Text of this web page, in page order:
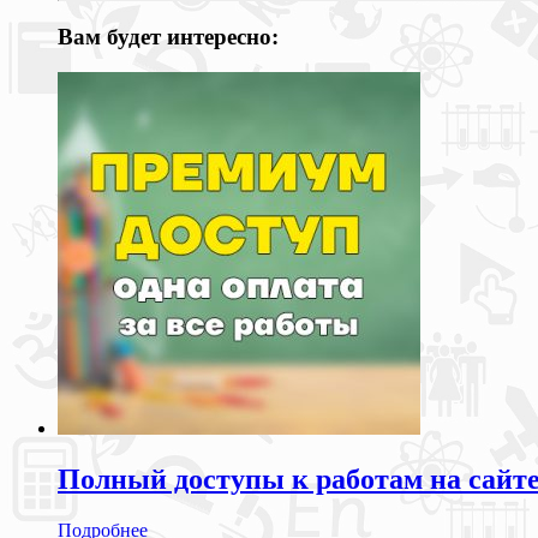
Вам будет интересно:
Полный доступы к работам на
Подробнее